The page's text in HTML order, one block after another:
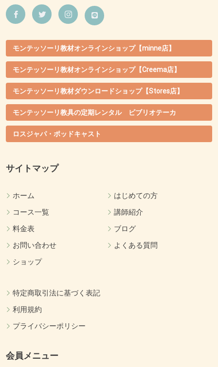
モンテッソーリ教材オンラインショップ【minne店】
モンテッソーリ教材オンラインショップ【Creema店】
モンテッソーリ教材ダウンロードショップ【Stores店】
モンテッソーリ教具の定期レンタル ビブリオテーカ
ロスジャパ・ポッドキャスト
サイトマップ
ホーム
はじめての方
コース一覧
講師紹介
料金表
ブログ
お問い合わせ
よくある質問
ショップ
特定商取引法に基づく表記
利用規約
プライバシーポリシー
会員メニュー